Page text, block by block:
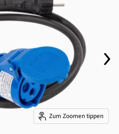
Zum Zoomen tippen